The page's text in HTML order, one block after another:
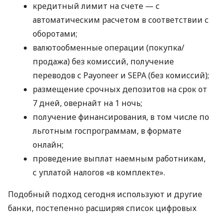
кредитный лимит на счете — с
автоматическим расчетом в соответствии с
оборотами;
валютообменные операции (покупка/
продажа) без комиссий, получение
переводов с Payoneer и SEPA (без комиссий);
размещение срочных депозитов на срок от
7 дней, овернайт на 1 ночь;
получение финансирования, в том числе по
льготным госпрограммам, в формате
онлайн;
проведение выплат наемным работникам,
с уплатой налогов «в комплекте».
Подобный подход сегодня используют и другие
банки, постепенно расширяя список цифровых